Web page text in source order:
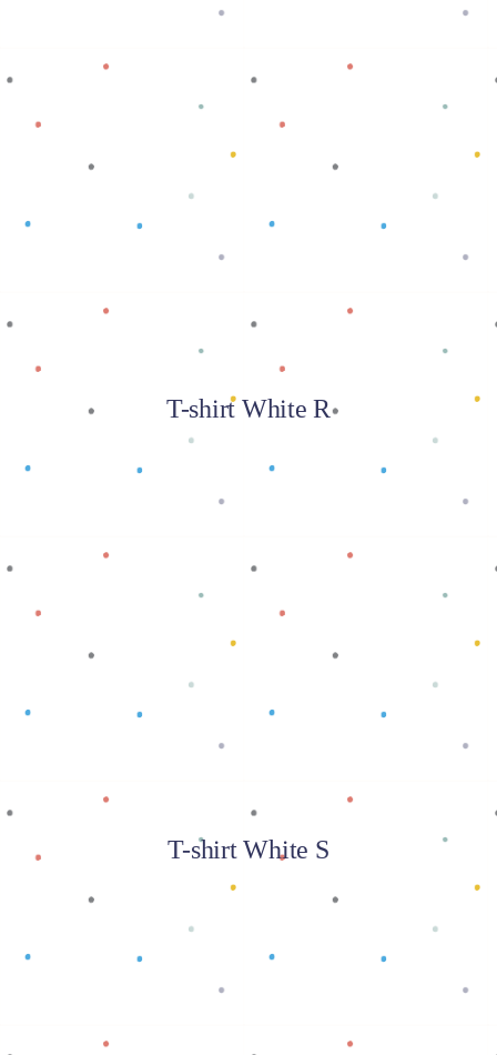
Baca selengkapnya
T-shirt White R
Baca selengkapnya
T-shirt White S